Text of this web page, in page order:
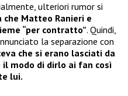
ulteriori rumor si
che Matteo Ranieri e
“per contratto”. Quindi,
la separazione con
che si erano lasciati da
modo di dirlo ai fan così
lui.